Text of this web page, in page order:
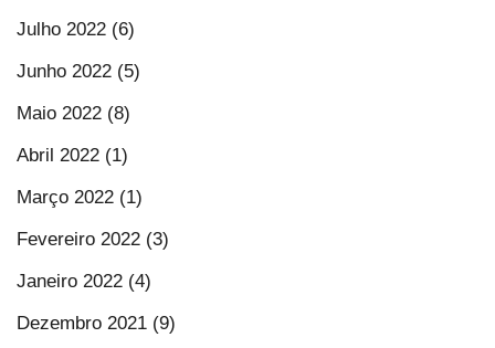
Julho 2022 (6)
Junho 2022 (5)
Maio 2022 (8)
Abril 2022 (1)
Março 2022 (1)
Fevereiro 2022 (3)
Janeiro 2022 (4)
Dezembro 2021 (9)